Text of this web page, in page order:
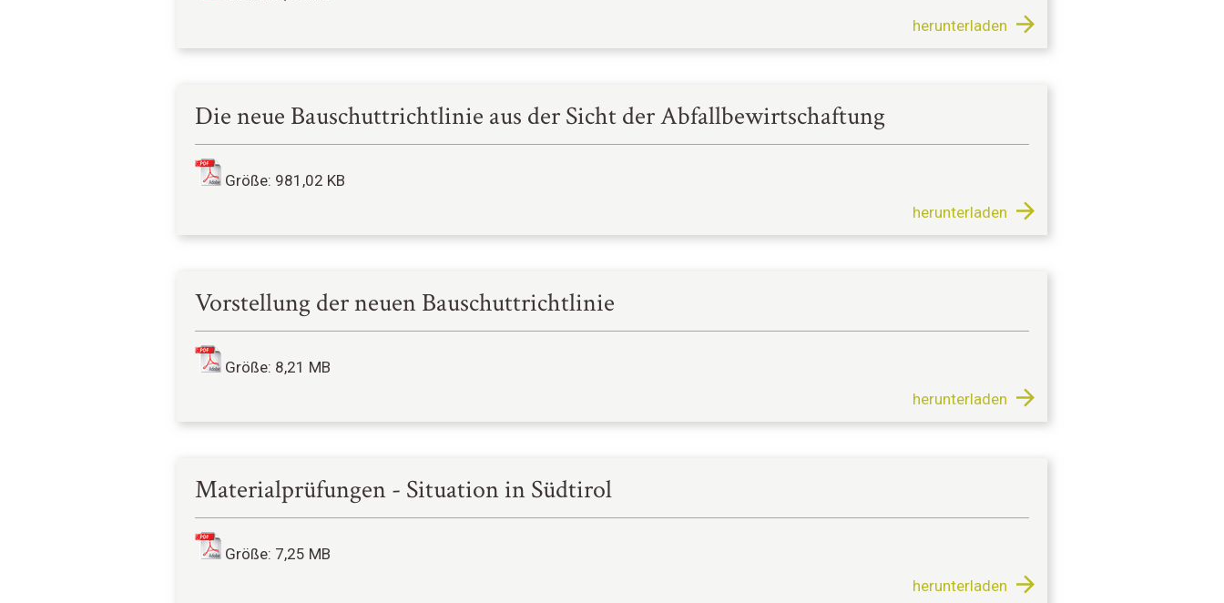
herunterladen
Die neue Bauschuttrichtlinie aus der Sicht der Abfallbewirtschaftung
Größe: 981,02 KB
herunterladen
Vorstellung der neuen Bauschuttrichtlinie
Größe: 8,21 MB
herunterladen
Materialprüfungen - Situation in Südtirol
Größe: 7,25 MB
herunterladen